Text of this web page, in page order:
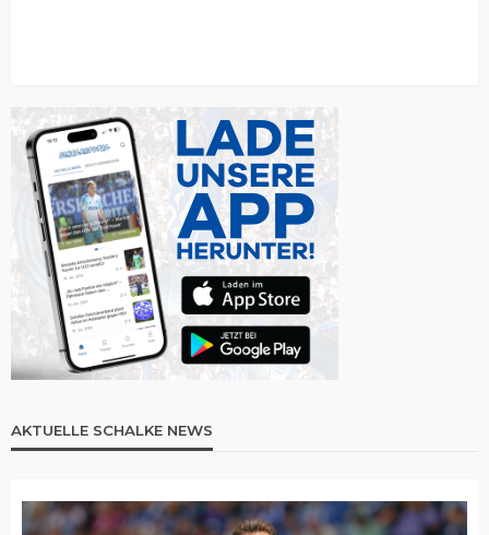
AKTUELLE SCHALKE NEWS